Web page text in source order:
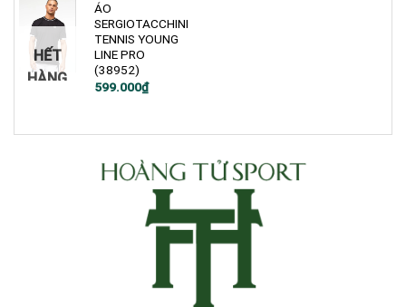
HẾT
HÀNG
ÁO
SERGIOTACCHINI
TENNIS YOUNG
LINE PRO
(38952)
Giá
599.000₫
Giá
599.000₫.